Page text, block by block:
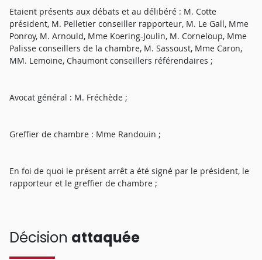
Etaient présents aux débats et au délibéré : M. Cotte
président, M. Pelletier conseiller rapporteur, M. Le Gall, Mme
Ponroy, M. Arnould, Mme Koering-Joulin, M. Corneloup, Mme
Palisse conseillers de la chambre, M. Sassoust, Mme Caron,
MM. Lemoine, Chaumont conseillers référendaires ;
Avocat général : M. Fréchède ;
Greffier de chambre : Mme Randouin ;
En foi de quoi le présent arrêt a été signé par le président, le
rapporteur et le greffier de chambre ;
Décision attaquée